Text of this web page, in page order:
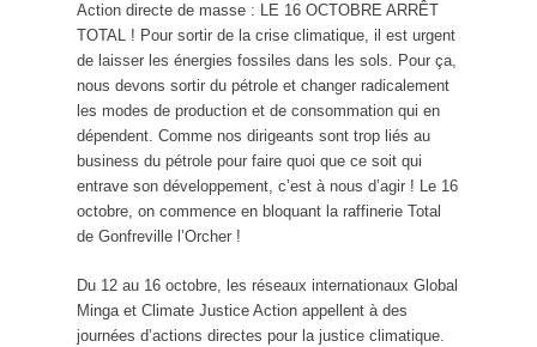
Action directe de masse : LE 16 OCTOBRE ARRÊT
TOTAL ! Pour sortir de la crise climatique, il est urgent
de laisser les énergies fossiles dans les sols. Pour ça,
nous devons sortir du pétrole et changer radicalement
les modes de production et de consommation qui en
dépendent. Comme nos dirigeants sont trop liés au
business du pétrole pour faire quoi que ce soit qui
entrave son développement, c’est à nous d’agir ! Le 16
octobre, on commence en bloquant la raffinerie Total
de Gonfreville l’Orcher !
Du 12 au 16 octobre, les réseaux internationaux Global
Minga et Climate Justice Action appellent à des
journées d’actions directes pour la justice climatique.